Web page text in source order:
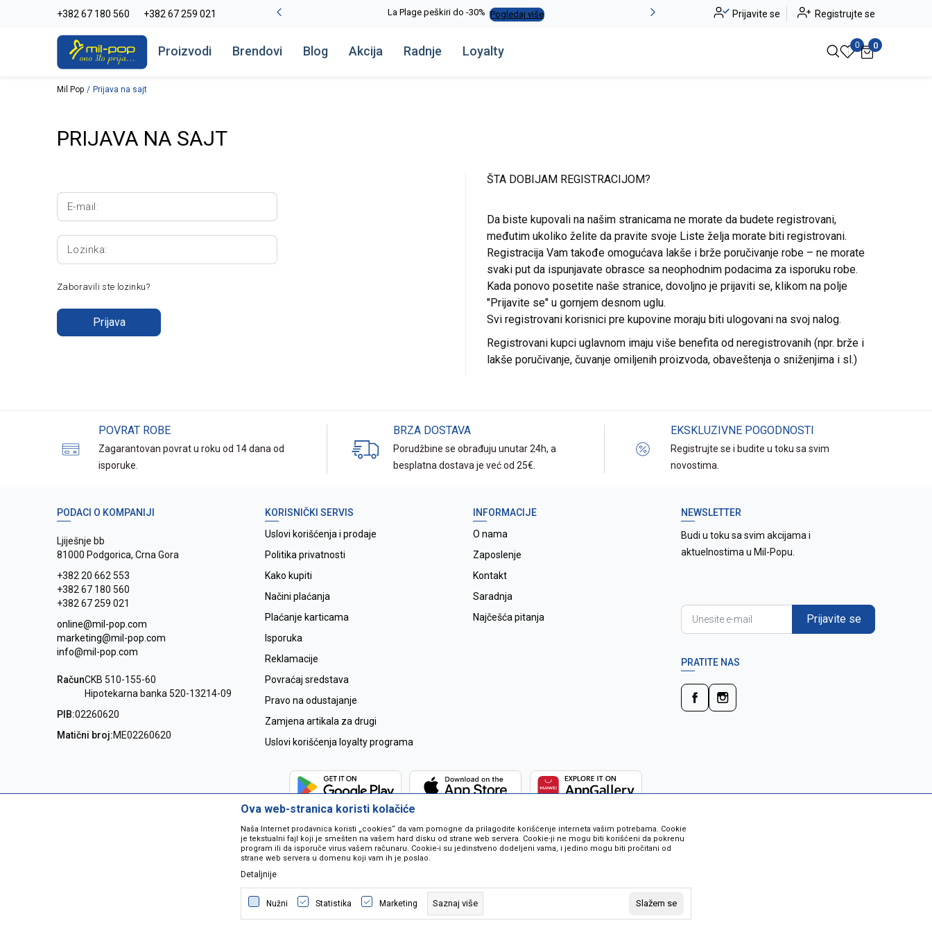
+382 67 180 560 +382 67 259 021
-20% na kompletan asortiman Pogledaj više La Plage peškiri do -30% Pogledaj više Alma Ras do -50% Pogledaj više
Prijavite se Registrujte se
Proizvodi Brendovi Blog Akcija Radnje Loyalty 0 0
Mil Pop Prijava na sajt
PRIJAVA NA SAJT
E-mail:
Lozinka:
Zaboravili ste lozinku?
Prijava
ŠTA DOBIJAM REGISTRACIJOM?
Da biste kupovali na našim stranicama ne morate da budete registrovani,
međutim ukoliko želite da pravite svoje Liste želja morate biti registrovani.
Registracija Vam takođe omogućava lakše i brže poručivanje robe – ne morate
svaki put da ispunjavate obrasce sa neophodnim podacima za isporuku robe.
Kada ponovo posetite naše stranice, dovoljno je prijaviti se, klikom na polje
"Prijavite se" u gornjem desnom uglu.
Svi registrovani korisnici pre kupovine moraju biti ulogovani na svoj nalog.
Registrovani kupci uglavnom imaju više benefita od neregistrovanih (npr. brže i
lakše poručivanje, čuvanje omiljenih proizvoda, obaveštenja o sniženjima i sl.)
POVRAT ROBE
Zagarantovan povrat u roku od 14 dana od
isporuke.
BRZA DOSTAVA
Porudžbine se obrađuju unutar 24h, a
besplatna dostava je već od 25€.
EKSKLUZIVNE POGODNOSTI
Registrujte se i budite u toku sa svim
novostima.
PODACI O KOMPANIJI
Ljiješnje bb
81000 Podgorica, Crna Gora
+382 20 662 553
+382 67 180 560
+382 67 259 021
online@mil-pop.com
marketing@mil-pop.com
info@mil-pop.com
RačunCKB 510-155-60
Hipotekarna banka 520-13214-09
PIB:02260620
Matični broj:ME02260620
KORISNIČKI SERVIS
Uslovi korišćenja i prodaje
Politika privatnosti
Kako kupiti
Načini plaćanja
Plaćanje karticama
Isporuka
Reklamacije
Povraćaj sredstava
Pravo na odustajanje
Zamjena artikala za drugi
Uslovi korišćenja loyalty programa
INFORMACIJE
O nama
Zaposlenje
Kontakt
Saradnja
Najčešća pitanja
NEWSLETTER
Budi u toku sa svim akcijama i
aktuelnostima u Mil-Popu.
Prijavite se
PRATITE NAS
Nastojimo da budemo što precizniji u opisu proizvoda, prikazu slika i samih cijena ali ne možemo garantovati da su sve informacije kompletne i bez
grešaka. Svi artikli na sajtu su dio naše ponude i ne podrazumjeva se da su dostupni u svakom trenutku. Raspoloživost robe možete provjeriti besplatnim
pozivom na broj 067259021.
©2026www.mil-pop.com, IzradaNB SOFT. Sva prava zadržana.
Ova web-stranica koristi kolačiće
Naša Internet prodavnica koristi „cookies“ da vam pomogne da prilagodite korišćenje interneta vašim potrebama. Cookie
je tekstualni fajl koji je smešten na vašem hard disku od strane web servera. Cookie-ji ne mogu biti korišćeni da pokrenu
program ili da isporuče virus vašem računaru. Cookie-i su jedinstveno dodeljeni vama, i jedino mogu biti pročitani od
strane web servera u domenu koji vam ih je poslao.
Detaljnije
Nužni Statistika Marketing Saznaj više Slažem se